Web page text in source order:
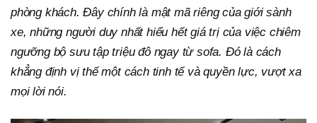
phòng khách. Đây chính là mật mã riêng của giới sành
xe, những người duy nhất hiểu hết giá trị của việc chiêm
ngưỡng bộ sưu tập triệu đô ngay từ sofa. Đó là cách
khẳng định vị thế một cách tinh tế và quyền lực, vượt xa
mọi lời nói.